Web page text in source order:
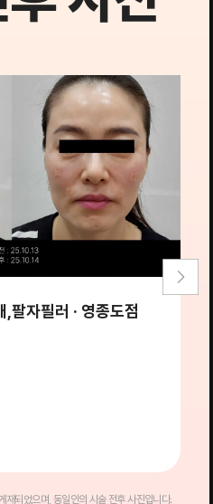
팔자필러 · 영종도점
재되었으며, 동일인의 시술 전후 사진입니다.